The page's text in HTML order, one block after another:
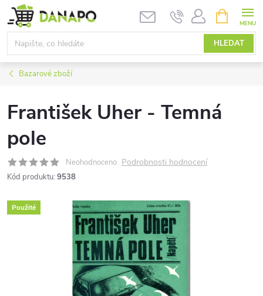
Přejít
na
obsah
HLEDAT
NÁKUPNÍ
KOŠÍK
Bazarové zboží
František Uher - Temná
pole
Neohodnoceno Podrobnosti hodnocení
Kód produktu: 9538
Použité